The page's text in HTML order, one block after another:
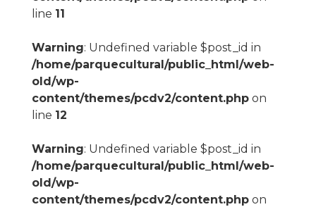
line 11
Warning: Undefined variable $post_id in
/home/parquecultural/public_html/web-
old/wp-
content/themes/pcdv2/content.phpon
line 12
Warning: Undefined variable $post_id in
/home/parquecultural/public_html/web-
old/wp-
content/themes/pcdv2/content.phpon